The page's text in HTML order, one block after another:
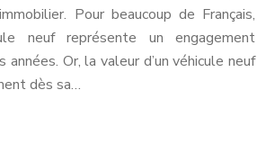
Pour beaucoup de Français,
neuf représente un engagement
années. Or, la valeur d’un véhicule neuf
dès sa…